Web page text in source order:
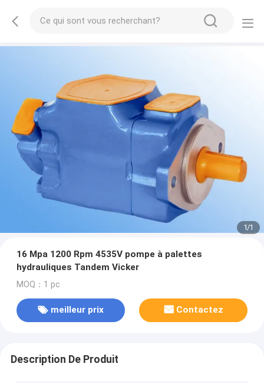
1/1
16 Mpa 1200 Rpm 4535V pompe à palettes
hydrauliques Tandem Vicker
MOQ：1 pc
meilleur prix Contactez
Description De Produit